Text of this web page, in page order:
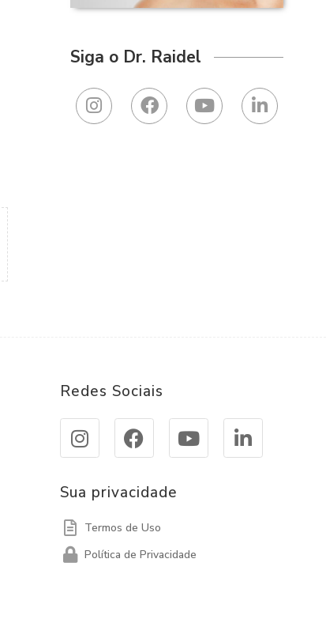
Siga o Dr. Raidel
Redes Sociais
Sua privacidade
Termos de Uso
Política de Privacidade